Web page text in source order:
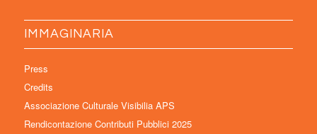
IMMAGINARIA
Press
Credits
Associazione Culturale Visibilia APS
Rendicontazione Contributi Pubblici 2025